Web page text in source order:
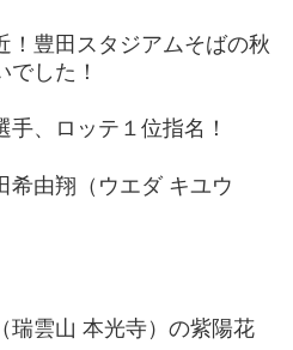
！豊田スタジアムそばの秋
した！
、ロッテ１位指名！
希由翔（ウエダ キユウ
瑞雲山 本光寺）の紫陽花